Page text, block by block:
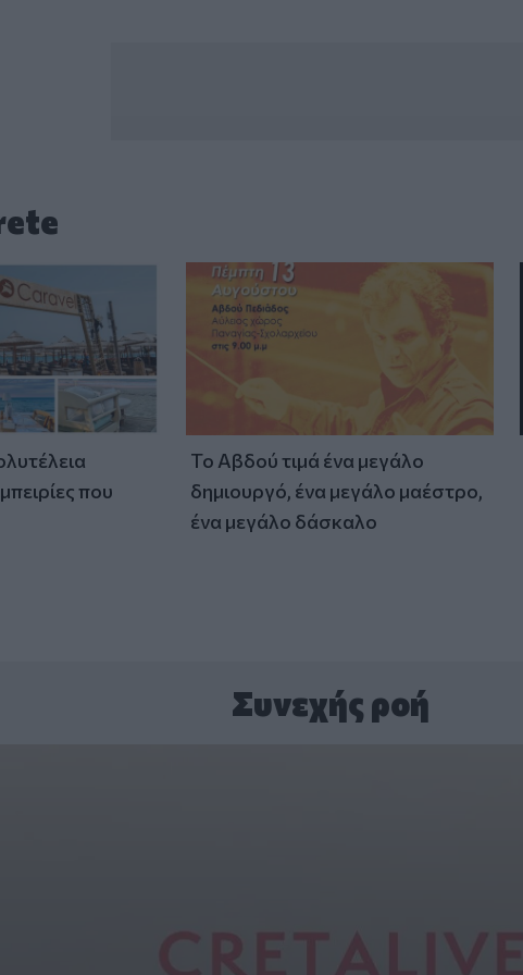
που
Το Αβδού τιμά ένα μεγάλο
δημιουργό, ένα μεγάλο μαέστρο,
ένα μεγάλο δάσκαλο
Συνεχής ροή